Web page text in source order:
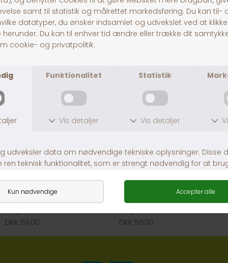
Jolly Paw Snackbold
DKK 49,00
Dogman Plys Kanin 18 cm, Blå
DKK 59,00
DKK 59,00